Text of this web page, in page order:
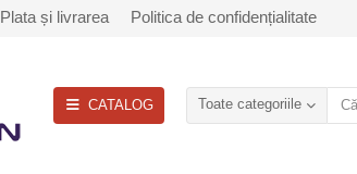
Plata și livrarea Politica de confidențialitate
CATALOG Toate categoriile